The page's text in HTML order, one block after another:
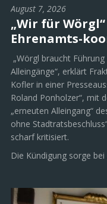
August 7, 2026
„Wir für
Ehrenamts-
„Wörgl braucht
Alleingänge“, erklärt
Kofler in einer
Roland Ponholzer“, mit
„erneuten Alleingang“
ohne
scharf kritisiert.
Die Kündigung sorge